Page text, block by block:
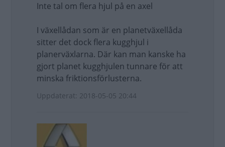
Inte tal om flera hjul på en axel
I växellådan som är en planetväxellåda
sitter det dock flera kugghjul i
planerväxlarna. Där kan man kanske ha
gjort planet kugghjulen tunnare för att
minska friktionsförlusterna.
Uppdaterat: 2018-05-05 20:44